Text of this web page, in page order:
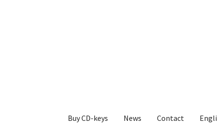
Buy CD-keys News Contact